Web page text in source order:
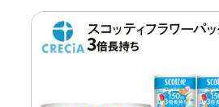
よくあるご質
問い合わせ